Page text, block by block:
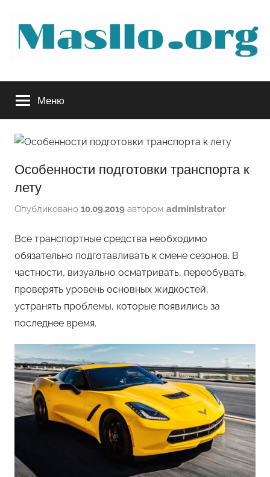
содержимому
Руководство
по
обслуживанию
вашего
авто
Меню
Особенности подготовки транспорта к
лету
Опубликовано 10.09.2019 автором administrator
Все транспортные средства необходимо
обязательно подготавливать к смене сезонов. В
частности, визуально осматривать, переобувать,
проверять уровень основных жидкостей,
устранять проблемы, которые появились за
последнее время.